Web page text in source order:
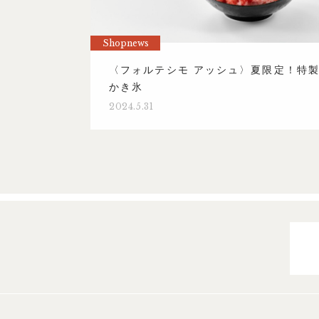
Shopnews
〈フォルテシモ アッシュ〉夏限定！特製
かき氷
2024.5.31